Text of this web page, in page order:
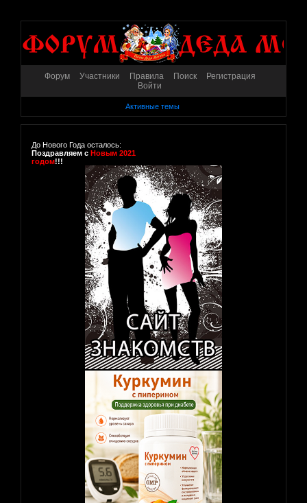
Форум Участники Правила Поиск
Регистрация
Войти
Активные темы
До Нового Года осталось:
Поздравляем с Новым 2021
годом!!!